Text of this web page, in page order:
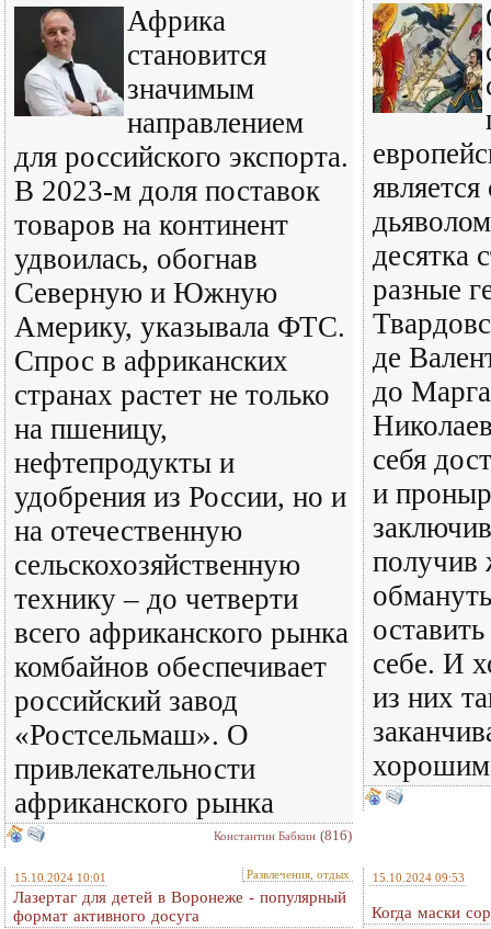
Африка
становится
значимым
направлением
для российского экспорта.
В 2023-м доля поставок
товаров на континент
удвоилась, обогнав
Северную и Южную
Америку, указывала ФТС.
Спрос в африканских
странах растет не только
на пшеницу,
нефтепродукты и
удобрения из России, но и
на отечественную
сельскохозяйственную
технику – до четверти
всего африканского рынка
комбайнов обеспечивает
российский завод
«Ростсельмаш». О
привлекательности
африканского рынка
Константин Бабкин (816)
является
десятка
разные
де
до
себя
и
получив
себе. И
из них
15.10.2024 10:01 Развлечения, отдых
Лазертаг для детей в Воронеже - популярный
формат активного досуга
15.10.2024 09:53
Когда маски